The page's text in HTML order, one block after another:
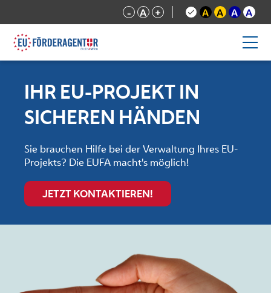
- A + A A A A
IHR EU-PROJEKT IN
SICHEREN HÄNDEN
Sie brauchen Hilfe bei der Verwaltung Ihres EU-
Projekts? Die EUFA macht's möglich!
JETZT KONTAKTIEREN!